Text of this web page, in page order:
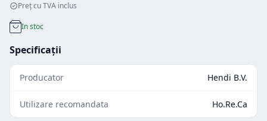
Preț cu TVA inclus
In stoc
Specificații
Producator Hendi B.V.
Utilizare recomandata Ho.Re.Ca